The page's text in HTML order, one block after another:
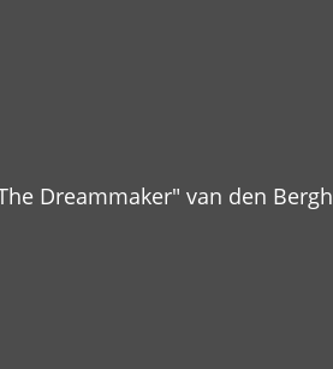
Dreammaker" van den Bergh